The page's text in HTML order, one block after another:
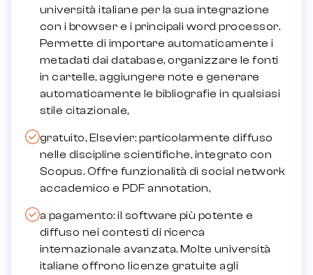
università italiane per la sua integrazione
con i browser e i principali word processor.
Permette di importare automaticamente i
metadati dai database, organizzare le fonti
in cartelle, aggiungere note e generare
automaticamente le bibliografie in qualsiasi
stile citazionale,
gratuito, Elsevier: particolarmente diffuso
nelle discipline scientifiche, integrato con
Scopus. Offre funzionalità di social network
accademico e PDF annotation,
a pagamento: il software più potente e
diffuso nei contesti di ricerca
internazionale avanzata. Molte università
italiane offrono licenze gratuite agli